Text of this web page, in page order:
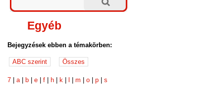
Egyéb
Bejegyzések ebben a témakörben:
7 |a b |e |f h k |m |o |p |s